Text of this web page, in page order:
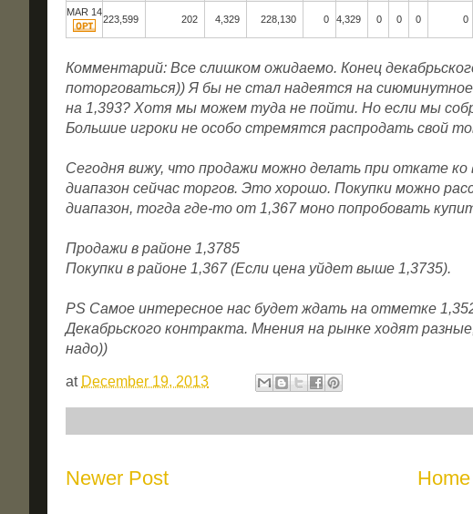
MAR 14
223,599 202 4,329 228,130 0 4,329 0 0 0 0
Комментарий: Все слишком ожидаемо. Конец
поторговаться)) Я бы не стал надеятся на
на 1,393? Хотя мы можем туда не пойти. Но если мы
Большие игроки не особо стремятся распродать свой
Сегодня вижу, что продажи можно делать при откате
диапазон сейчас торгов. Это хорошо. Покупки можно
диапазон, тогда где-то от 1,367 моно попробовать
Продажи в районе 1,3785
Покупки в районе 1,367 (Если цена уйдет выше 1,3735).
PS Самое интересное нас будет ждать на отметке
Декабрьского контракта. Мнения на рынке ходят
надо))
at December 19, 2013
Newer Post Home